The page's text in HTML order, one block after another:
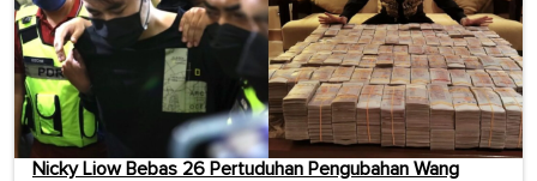
Nicky Liow Bebas 26 Pertuduhan Pengubahan Wang